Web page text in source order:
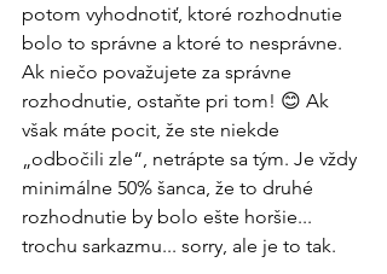
potom vyhodnotiť, ktoré rozhodnutie
bolo to správne a ktoré to nesprávne.
Ak niečo považujete za správne
rozhodnutie, ostaňte pri tom! 😊 Ak
však máte pocit, že ste niekde
„odbočili zle“, netrápte sa tým. Je vždy
minimálne 50% šanca, že to druhé
rozhodnutie by bolo ešte horšie...
trochu sarkazmu... sorry, ale je to tak.